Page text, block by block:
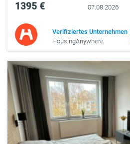
1395 € 07.08.2026
Verifiziertes Unternehmen
HousingAnywhere